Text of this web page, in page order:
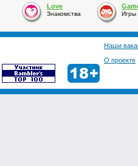
Love
Знакомства Игры
Наши
О проекте